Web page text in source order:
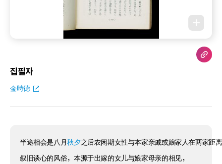
집필자
金時德
半途相会是八月秋夕之后农闲期女性与本家亲戚或娘家人在两家距
叙旧谈心的风俗，本源于出嫁的女儿与娘家母亲的相见，